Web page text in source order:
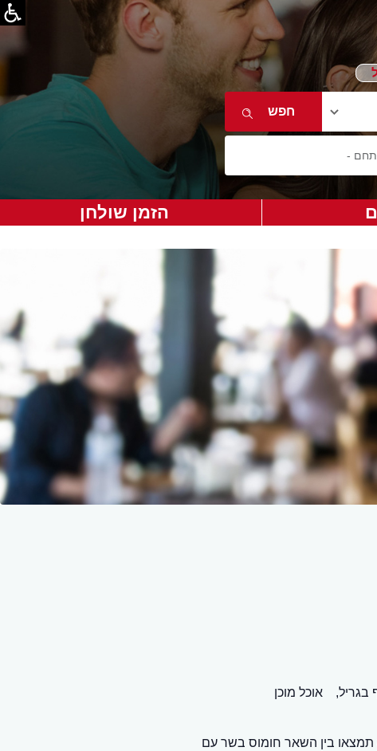
הזמן שולחן
בגריל,
אוכל מוכן
תמצאו בין השאר חומוס בשר עם